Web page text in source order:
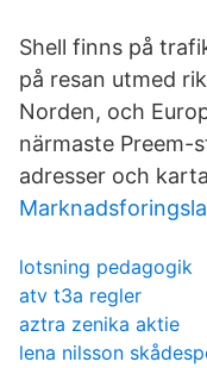
Shell finns på
på resan utmed
Norden, och
närmaste Preem-
adresser och
lotsning pedagogik
atv t3a regler
aztra zenika aktie
lena nilsson